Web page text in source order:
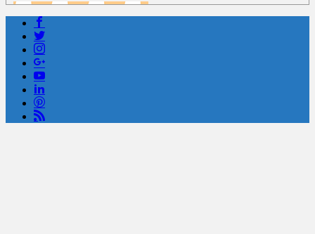
Powered by livedoor 相互RSS